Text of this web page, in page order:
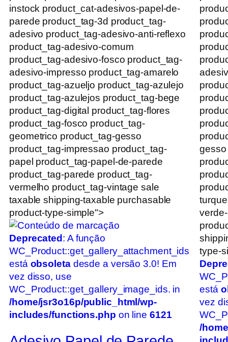
instock product_cat-adesivos-papel-de-
parede product_tag-3d product_tag-
adesivo product_tag-adesivo-anti-reflexo
product_tag-adesivo-comum
product_tag-adesivo-fosco product_tag-
adesivo-impresso product_tag-amarelo
product_tag-azueljo product_tag-azulejo
product_tag-azulejos product_tag-bege
product_tag-digital product_tag-flores
product_tag-fosco product_tag-
geometrico product_tag-gesso
product_tag-impressao product_tag-
papel product_tag-papel-de-parede
product_tag-parede product_tag-
vermelho product_tag-vintage sale
taxable shipping-taxable purchasable
product-type-simple">
Deprecated: A função
WC_Product::get_gallery_attachment_ids
está obsoletadesde a versão 3.0! Em
vez disso, use
WC_Product::get_gallery_image_ids. in
/home/jsr3o16p/public_html/wp-
includes/functions.php on line 6121
type-
está
vez
/